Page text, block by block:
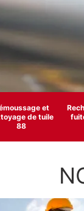
et
de tuile
88